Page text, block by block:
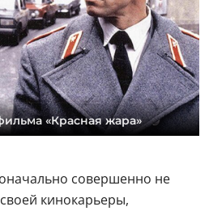
«Красная жара»
совершенно не
кинокарьеры,